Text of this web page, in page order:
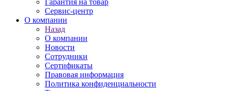
Гарантия на товар
Сервис-центр
О компании
Назад
О компании
Новости
Сотрудники
Сертификаты
Правовая информация
Политика конфиденциальности